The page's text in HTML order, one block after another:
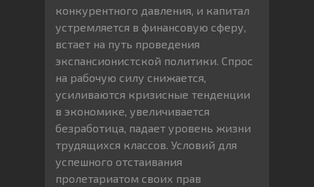
конкурентного давления, и капитал
устремляется в финансовую сферу,
встает на путь проведения
экспансионистской политики. Спрос
на рабочую силу снижается,
усиливаются кризисные тенденции
в экономике, увеличивается
безработица, падает уровень жизни
трудящихся классов. Условий для
успешного отстаивания
пролетариатом своих прав